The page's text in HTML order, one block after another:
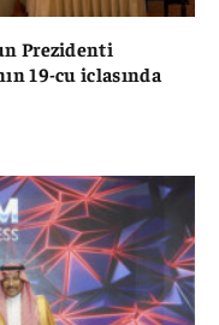
Prezidenti
19-cu iclasında